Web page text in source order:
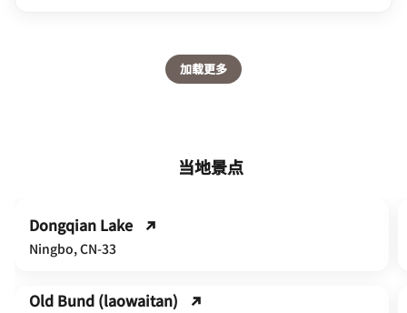
加载更多
当地景点
Dongqian Lake
Ningbo, CN-33
Old Bund (laowaitan)